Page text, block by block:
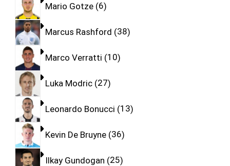
Mario Gotze 6
Marcus Rashford 38
Marco Verratti 10
Luka Modric 27
Leonardo Bonucci 13
Kevin De Bruyne 36
Ilkay Gundogan 25